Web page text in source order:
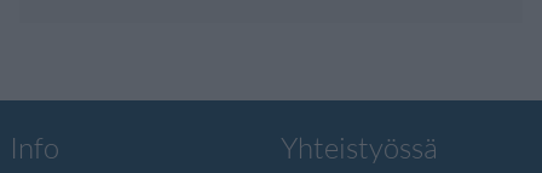
Info Yhteistyössä